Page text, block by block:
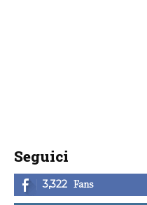
Seguici
3,322 Fans